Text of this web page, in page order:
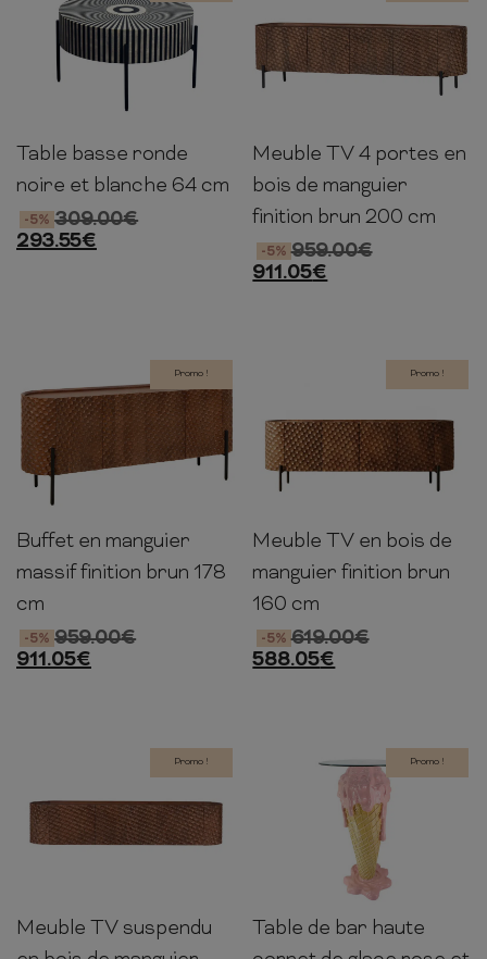
36cm 64cm 64cm
Table basse ronde
noire et blanche 64 cm
309.00€
-5%
293.55€
56cm 200cm 43cm
Meuble TV 4 portes en
bois de manguier
finition brun 200 cm
959.00€
-5%
911.05€
Promo !
77cm 178cm 42cm
Buffet en manguier
massif finition brun 178
cm
959.00€
-5%
911.05€
Promo !
56cm 160cm 43cm
Meuble TV en bois de
manguier finition brun
160 cm
619.00€
-5%
588.05€
Promo !
34cm 160cm 34cm
Meuble TV suspendu
Promo !
106cm 60cm 60cm
Table de bar haute